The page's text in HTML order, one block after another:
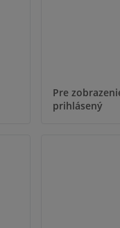
Pre
prihlásený